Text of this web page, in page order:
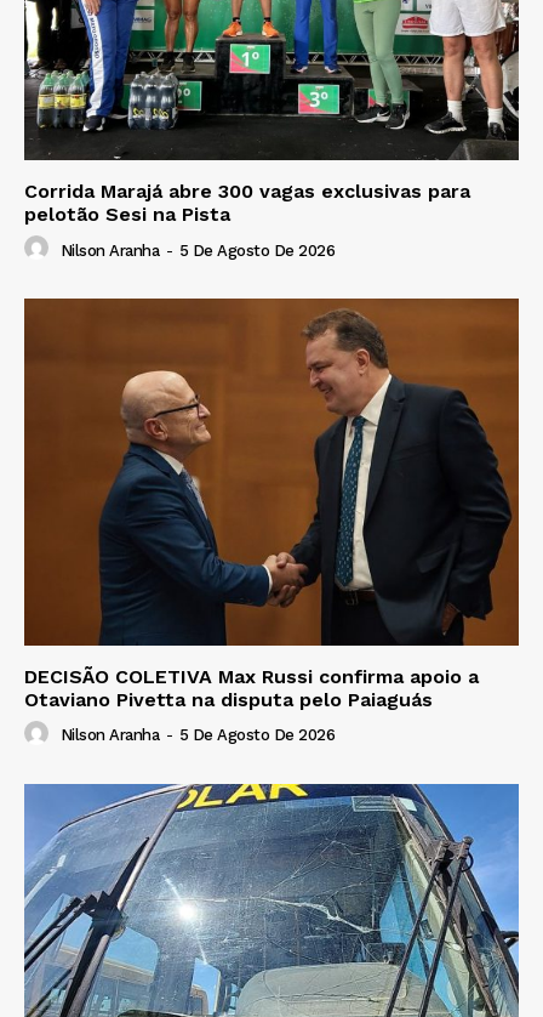
Corrida Marajá abre 300 vagas exclusivas para
pelotão Sesi na Pista
Nilson Aranha - 5 De Agosto De 2026
DECISÃO COLETIVA Max Russi confirma apoio a
Otaviano Pivetta na disputa pelo Paiaguás
Nilson Aranha - 5 De Agosto De 2026